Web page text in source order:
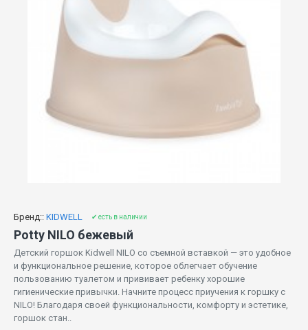
Бренд:: KIDWELL ✔ есть в наличии
Potty NILO бежевый
Детский горшок Kidwell NILO со съемной вставкой — это удобное
и функциональное решение, которое облегчает обучение
пользованию туалетом и прививает ребенку хорошие
гигиенические привычки. Начните процесс приучения к горшку с
NILO! Благодаря своей функциональности, комфорту и эстетике,
горшок стан..